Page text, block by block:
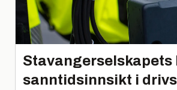
sanntidsinnsikt i